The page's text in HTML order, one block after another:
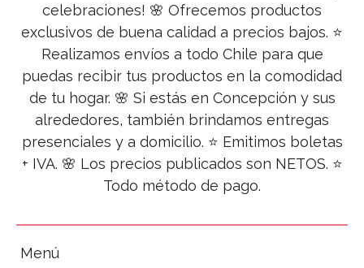
celebraciones! 🌸 Ofrecemos productos
exclusivos de buena calidad a precios bajos. ⭐
Realizamos envíos a todo Chile para que
puedas recibir tus productos en la comodidad
de tu hogar. 🌸 Si estás en Concepción y sus
alrededores, también brindamos entregas
presenciales y a domicilio. ⭐ Emitimos boletas
+ IVA. 🌸 Los precios publicados son NETOS. ⭐
Todo método de pago.
Menú